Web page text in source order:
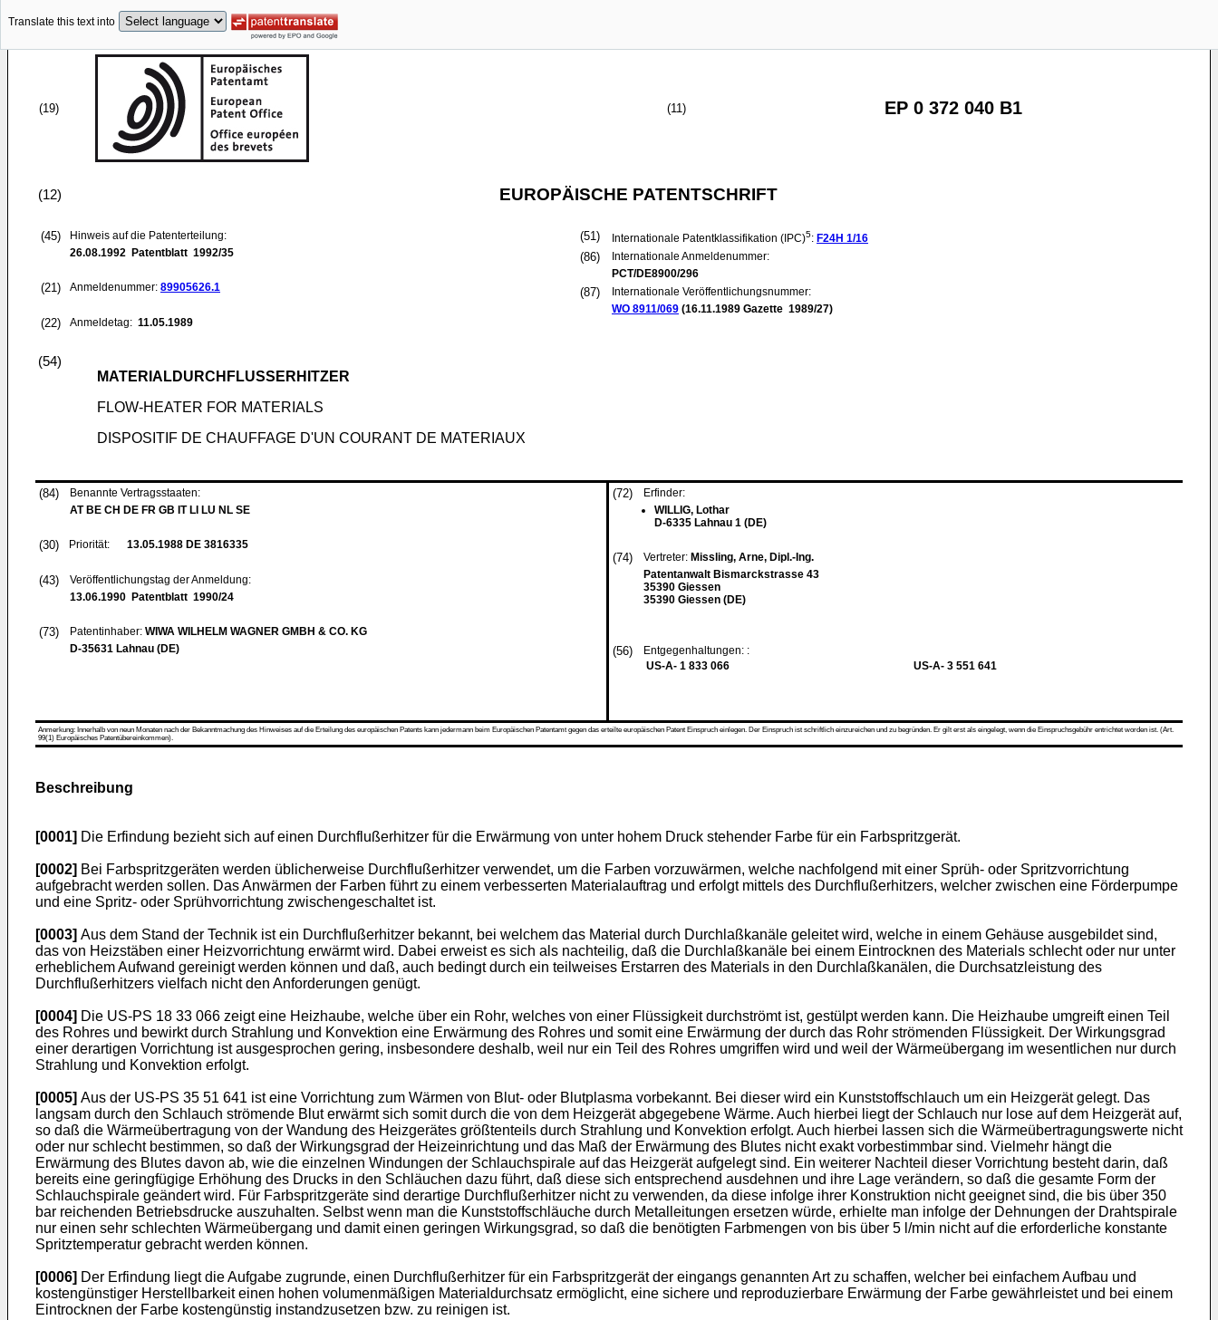
Translate this text into
(19) (11) EP 0 372 040 B1
(12) EUROPÄISCHE PATENTSCHRIFT
(45)
Hinweis auf die Patenterteilung:
26.08.1992 Patentblatt 1992/35
(21) Anmeldenummer: 89905626.1
(22) Anmeldetag: 11.05.1989
(51) Internationale Patentklassifikation (IPC)5: F24H 1/16
(86)
Internationale Anmeldenummer:
PCT/DE8900/296
(87)
Internationale Veröffentlichungsnummer:
WO 8911/069 (16.11.1989 Gazette 1989/27)
(54)
MATERIALDURCHFLUSSERHITZER
FLOW-HEATER FOR MATERIALS
DISPOSITIF DE CHAUFFAGE D'UN COURANT DE MATERIAUX
(84)
Benannte Vertragsstaaten:
AT BE CH DE FR GB IT LI LU NL SE
(30) Priorität: 13.05.1988 DE 3816335
(43)
Veröffentlichungstag der Anmeldung:
13.06.1990 Patentblatt 1990/24
(73) Patentinhaber: WIWA WILHELM WAGNER GMBH & CO. KG
D-35631 Lahnau (DE)
(72)
Erfinder:
WILLIG, Lothar
D-6335 Lahnau 1 (DE)
(74) Vertreter: Missling, Arne, Dipl.-Ing.
Patentanwalt Bismarckstrasse 43
35390 Giessen
35390 Giessen (DE)
(56)
Entgegenhaltungen: :
US-A- 1 833 066
US-A- 3 551 641
Anmerkung: Innerhalb von neun Monaten nach der Bekanntmachung des Hinweises auf die Erteilung des europäischen Patents kann jedermann beim Europäischen Patentamt gegen das erteilte europäischen Patent Einspruch einlegen. Der Einspruch ist schriftlich einzureichen und zu begründen. Er gilt erst als eingelegt, wenn die Einspruchsgebühr entrichtet worden ist. (Art.
99(1) Europäisches Patentübereinkommen).
Beschreibung
[0001] Die Erfindung bezieht sich auf einen Durchflußerhitzer für die Erwärmung von unter hohem Druck stehender Farbe für ein Farbspritzgerät.
[0002] Bei Farbspritzgeräten werden üblicherweise Durchflußerhitzer verwendet, um die Farben vorzuwärmen, welche nachfolgend mit einer Sprüh- oder Spritzvorrichtung
aufgebracht werden sollen. Das Anwärmen der Farben führt zu einem verbesserten Materialauftrag und erfolgt mittels des Durchflußerhitzers, welcher zwischen eine Förderpumpe
und eine Spritz- oder Sprühvorrichtung zwischengeschaltet ist.
[0003] Aus dem Stand der Technik ist ein Durchflußerhitzer bekannt, bei welchem das Material durch Durchlaßkanäle geleitet wird, welche in einem Gehäuse ausgebildet sind,
das von Heizstäben einer Heizvorrichtung erwärmt wird. Dabei erweist es sich als nachteilig, daß die Durchlaßkanäle bei einem Eintrocknen des Materials schlecht oder nur unter
erheblichem Aufwand gereinigt werden können und daß, auch bedingt durch ein teilweises Erstarren des Materials in den Durchlaßkanälen, die Durchsatzleistung des
Durchflußerhitzers vielfach nicht den Anforderungen genügt.
[0004] Die US-PS 18 33 066 zeigt eine Heizhaube, welche über ein Rohr, welches von einer Flüssigkeit durchströmt ist, gestülpt werden kann. Die Heizhaube umgreift einen Teil
des Rohres und bewirkt durch Strahlung und Konvektion eine Erwärmung des Rohres und somit eine Erwärmung der durch das Rohr strömenden Flüssigkeit. Der Wirkungsgrad
einer derartigen Vorrichtung ist ausgesprochen gering, insbesondere deshalb, weil nur ein Teil des Rohres umgriffen wird und weil der Wärmeübergang im wesentlichen nur durch
Strahlung und Konvektion erfolgt.
[0005] Aus der US-PS 35 51 641 ist eine Vorrichtung zum Wärmen von Blut- oder Blutplasma vorbekannt. Bei dieser wird ein Kunststoffschlauch um ein Heizgerät gelegt. Das
langsam durch den Schlauch strömende Blut erwärmt sich somit durch die von dem Heizgerät abgegebene Wärme. Auch hierbei liegt der Schlauch nur lose auf dem Heizgerät auf,
so daß die Wärmeübertragung von der Wandung des Heizgerätes größtenteils durch Strahlung und Konvektion erfolgt. Auch hierbei lassen sich die Wärmeübertragungswerte nicht
oder nur schlecht bestimmen, so daß der Wirkungsgrad der Heizeinrichtung und das Maß der Erwärmung des Blutes nicht exakt vorbestimmbar sind. Vielmehr hängt die
Erwärmung des Blutes davon ab, wie die einzelnen Windungen der Schlauchspirale auf das Heizgerät aufgelegt sind. Ein weiterer Nachteil dieser Vorrichtung besteht darin, daß
bereits eine geringfügige Erhöhung des Drucks in den Schläuchen dazu führt, daß diese sich entsprechend ausdehnen und ihre Lage verändern, so daß die gesamte Form der
Schlauchspirale geändert wird. Für Farbspritzgeräte sind derartige Durchflußerhitzer nicht zu verwenden, da diese infolge ihrer Konstruktion nicht geeignet sind, die bis über 350
bar reichenden Betriebsdrucke auszuhalten. Selbst wenn man die Kunststoffschläuche durch Metalleitungen ersetzen würde, erhielte man infolge der Dehnungen der Drahtspirale
nur einen sehr schlechten Wärmeübergang und damit einen geringen Wirkungsgrad, so daß die benötigten Farbmengen von bis über 5 l/min nicht auf die erforderliche konstante
Spritztemperatur gebracht werden können.
[0006] Der Erfindung liegt die Aufgabe zugrunde, einen Durchflußerhitzer für ein Farbspritzgerät der eingangs genannten Art zu schaffen, welcher bei einfachem Aufbau und
kostengünstiger Herstellbarkeit einen hohen volumenmäßigen Materialdurchsatz ermöglicht, eine sichere und reproduzierbare Erwärmung der Farbe gewährleistet und bei einem
Eintrocknen der Farbe kostengünstig instandzusetzen bzw. zu reinigen ist.